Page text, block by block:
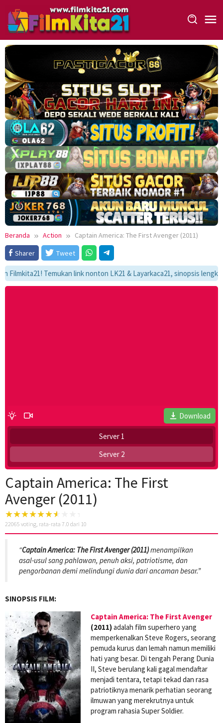
konten
Beranda Action
Captain America: The First Avenger (2011)
Sharer
Tweet
Temukan link nonton LK21 & Layarkaca21, sinopsis
Download
Server 1
Server 2
Captain America: The First
Avenger (2011)
22065 voting, rata-rata 7.0 dari 10
“Captain America: The First Avenger (2011)menampilkan
asal-usul sang pahlawan, penuh aksi, patriotisme, dan
pengorbanan demi melindungi dunia dari ancaman besar.”
SINOPSIS FILM:
Captain America: The First Avenger
(2011)adalah film superhero yang
memperkenalkan Steve Rogers, seorang
pemuda kurus dan lemah namun memiliki
hati yang besar. Di tengah Perang Dunia
II, Steve berulang kali gagal mendaftar
menjadi tentara, tetapi tekad dan rasa
patriotiknya menarik perhatian seorang
ilmuwan yang merekrutnya untuk
program rahasia Super Soldier.